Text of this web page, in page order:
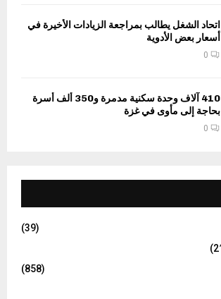
اتحاد الشغل يطالب بمراجعة الزيادات الأخيرة في
أسعار بعض الأدوية
0
410 آلاف وحدة سكنية مدمرة و350 ألف أسرة
بحاجة إلى مأوى في غزة
0
(39)
(858)